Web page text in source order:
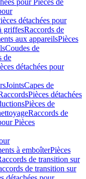
pour Pièces de
détachées pour
griffesRaccords de
aux appareilsPièces
Coudes de
de
détachées pour
JointsCapes de
Pièces détachées
Pièces de
Raccords de
Pièces
à emboîterPièces
de transition sur
de transition sur